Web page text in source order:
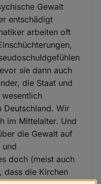
Gewalt
entschädigt
arbeiten oft
sie dann auch
die Staat und
Wir
im Mittelalter. Und
die Gewalt auf
und
doch (meist auch
dass die Kirchen